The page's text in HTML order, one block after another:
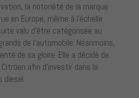
la notoriété de la marque
en Europe, même à l’échelle
valu d’être catégorisée au
de l’automobile. Néanmoins,
de sa gloire. Elle a décidé de
afin d’investir dans la
diesel.